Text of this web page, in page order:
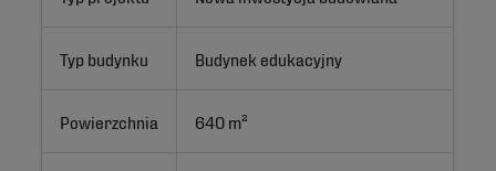
Typ budynku Budynek edukacyjny
Powierzchnia 640 m²